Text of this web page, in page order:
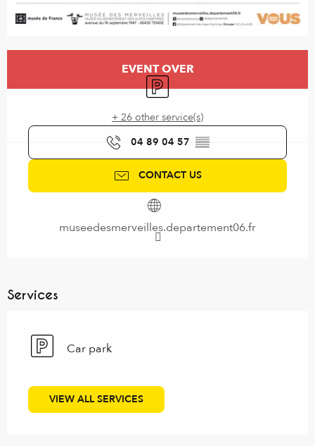
EVENT OVER
Car park
+ 26 other service(s)
04 89 04 57 ▒▒
CONTACT US
museedesmerveilles.departement06.fr
Services
Car park
VIEW ALL SERVICES